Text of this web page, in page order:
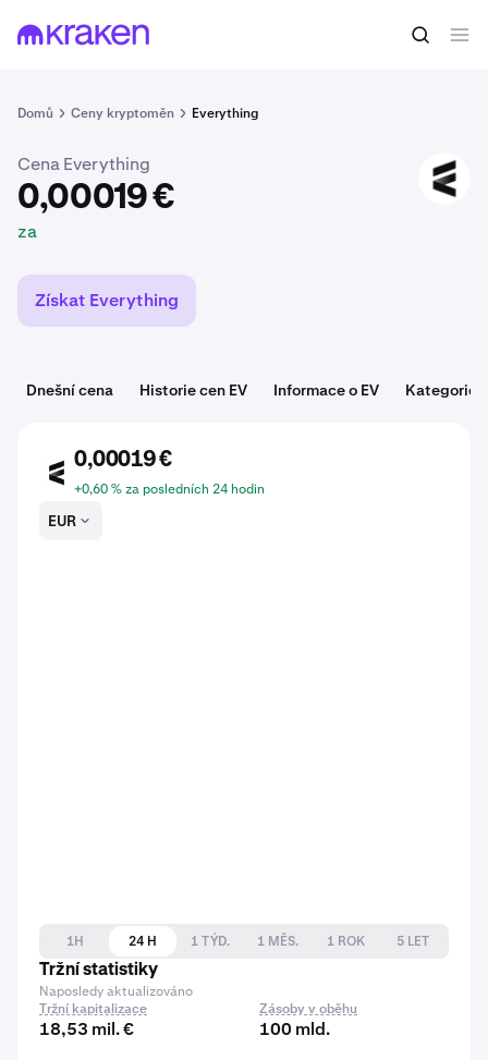
Domů Ceny kryptoměn Everything
0,00019 € Koupit EV
Cena Everything
0,00019 €
za
EV
Získat Everything
Dnešní cena Historie cen EV Informace o EV Kategorie
EV
0,00019 €
+0,60 % za posledních 24 hodin
EUR
1H 24 H 1 TÝD. 1 MĚS. 1 ROK
5 LET
Tržní statistiky
Naposledy aktualizováno
Tržní kapitalizace
18,53 mil. €
Zásoby v oběhu
100 mld.